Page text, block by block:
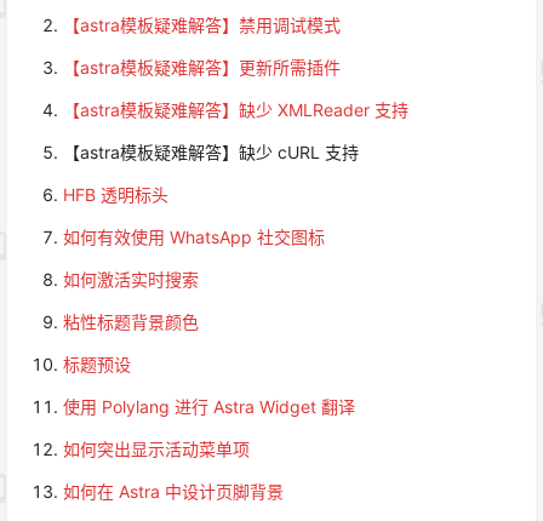
【astra模板疑难解答】禁用调试模式
【astra模板疑难解答】更新所需插件
【astra模板疑难解答】缺少 XMLReader 支持
【astra模板疑难解答】缺少 cURL 支持
HFB 透明标头
如何有效使用 WhatsApp 社交图标
如何激活实时搜索
粘性标题背景颜色
标题预设
使用 Polylang 进行 Astra Widget 翻译
如何突出显示活动菜单项
如何在 Astra 中设计页脚背景